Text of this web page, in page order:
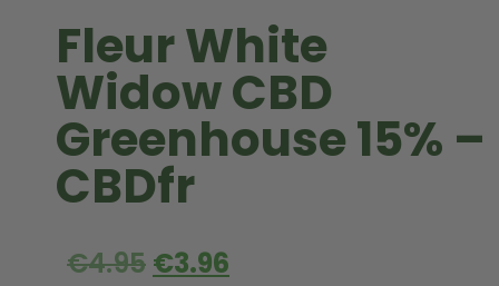
Fleur White
Widow CBD
Greenhouse 15% –
CBDfr
€4.95 €3.96